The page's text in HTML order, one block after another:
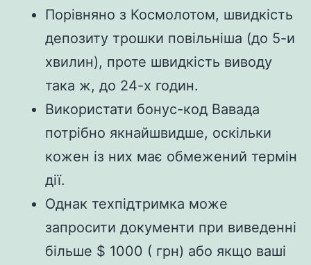
Порівняно з Космолотом, швидкість
депозиту трошки повільніша (до 5-и
хвилин), проте швидкість виводу
така ж, до 24-х годин.
Використати бонус-код Вавада
потрібно якнайшвидше, оскільки
кожен із них має обмежений термін
дії.
Однак техпідтримка може
запросити документи при виведенні
більше $ 1000 ( грн) або якщо ваші